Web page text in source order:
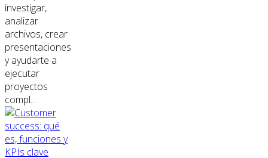
investigar,
analizar
archivos, crear
presentaciones
y ayudarte a
ejecutar
proyectos
compl...